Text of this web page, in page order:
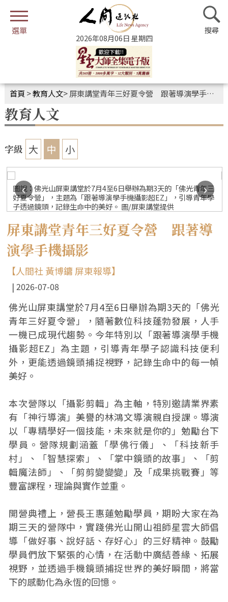
2026年08月06日 星期四
首頁 >教育人文>屏東講堂青年三好夏令營 跟著導演學手機攝影
教育人文
字級 大 中 小
圖說：佛光山屏東講堂於7月4至6日舉辦為期3天的「佛光青年三
好夏令營」，主題為「跟著導演學手機攝影超EZ」，引導青年學
子透過鏡頭，記錄生命中的美好。 圖/屏東講堂提供
‹ ›
屏東講堂青年三好夏令營 跟著導
演學手機攝影
【人間社 黃博鏞 屏東報導】
2026-07-08
佛光山屏東講堂於7月4至6日舉辦為期3天的「佛光
青年三好夏令營」，隨著數位科技蓬勃發展，人手
一機已成現代趨勢。今年特別以「跟著導演學手機
攝影超EZ」為主題，引導青年學子認識科技便利
外，更能透過鏡頭捕捉視野，記錄生命中的每一幀
美好。
本次營隊以「攝影剪輯」為主軸，特別邀請業界素
有「神行導演」美譽的林鴻文導演親自授課。導演
以「專精學好一個技能，未來就是你的」勉勵台下
學員。營隊規劃涵蓋「學佛行儀」、「科技新手
村」、「智慧探索」、「掌中鏡頭的故事」、「剪
輯魔法師」、「剪剪變變變」及「成果挑戰賽」等
豐富課程，理論與實作並重。
開營典禮上，營長王惠蓮勉勵學員，期盼大家在為
期三天的營隊中，實踐佛光山開山祖師星雲大師倡
導「做好事、說好話、存好心」的三好精神。鼓勵
學員們放下緊張的心情，在活動中廣結善緣、拓展
視野，並透過手機鏡頭捕捉世界的美好瞬間，將當
下的感動化為永恆的回憶。